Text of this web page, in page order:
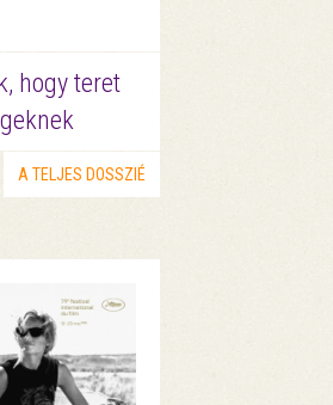
hogy teret
A TELJES DOSSZIÉ